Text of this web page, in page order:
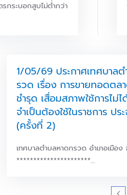
ระบอกสูบไม่ต่ำกว่า
1/05/69 ประกาศเทศบาล
รวด เรื่อง การขายทอดต
ชำรุด เสื่อมสภาพใช้การไม่ไ
จำเป็นต้องใช้ในราชการ ปร
(ครั้งที่ 2)
เทศบาลตำบลหาดกรวด อำเภอเมือ
**********************…